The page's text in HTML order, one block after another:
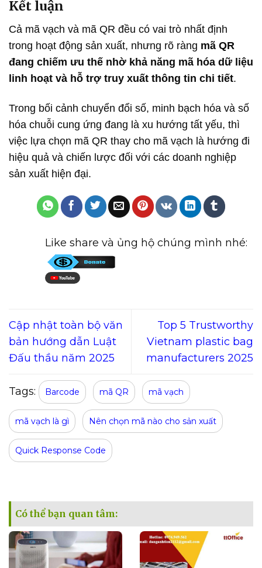
Kết luận
Cả mã vạch và mã QR đều có vai trò nhất định
trong hoạt động sản xuất, nhưng rõ ràng mã QR
đang chiếm ưu thế nhờ khả năng mã hóa dữ liệu
linh hoạt và hỗ trợ truy xuất thông tin chi tiết.
Trong bối cảnh chuyển đổi số, minh bạch hóa và số
hóa chuỗi cung ứng đang là xu hướng tất yếu, thì
việc lựa chọn mã QR thay cho mã vạch là hướng đi
hiệu quả và chiến lược đối với các doanh nghiệp
sản xuất hiện đại.
Like share và ủng hộ chúng mình nhé:
Cập nhật toàn bộ văn
bản hướng dẫn Luật
Đấu thầu năm 2025
Top 5 Trustworthy
Vietnam plastic bag
manufacturers 2025
Tags: Barcode mã QR mã vạch
mã vạch là gì Nên chọn mã nào cho sản xuất
Quick Response Code
Có thể bạn quan tâm: